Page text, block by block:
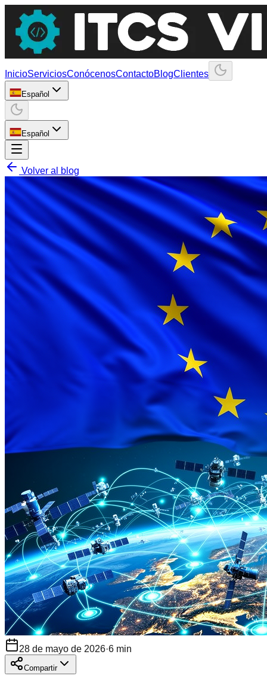
InicioServiciosConócenosContactoBlogClientes
Español
Español
Volver al blog
28 de mayo de 2026·6 min
Compartir